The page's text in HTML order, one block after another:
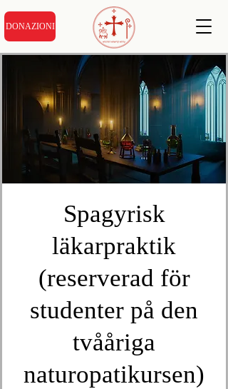
DONAZIONI
Spagyrisk
läkarpraktik
(reserverad för
studenter på den
tvååriga
naturopatikursen)